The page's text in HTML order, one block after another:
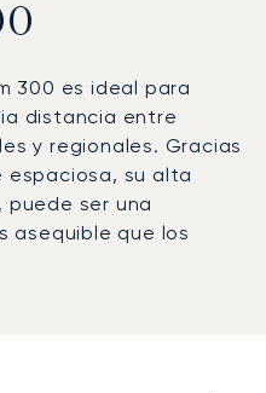
300 es ideal para
distancia entre
y regionales. Gracias
espaciosa, su alta
puede ser una
asequible que los